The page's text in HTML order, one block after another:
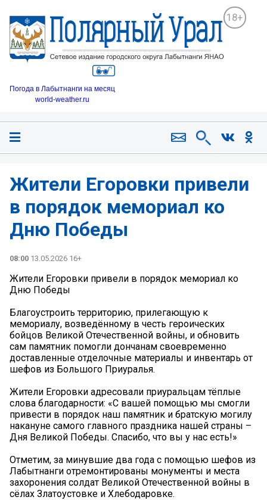
18+
Погода в Лабытнанги на месяц
world-weather.ru
Жители Егоровки привели
в порядок мемориал ко
Дню Победы
08:00 13.05.2026 16+
Жители Егоровки привели в порядок мемориал ко
Дню Победы
Благоустроить территорию, прилегающую к
мемориалу, возведённому в честь героических
бойцов Великой Отечественной войны, и обновить
сам памятник помогли дончанам своевременно
доставленные отделочные материалы и инвентарь от
шефов из Большого Приуралья.
Жители Егоровки адресовали приуральцам тёплые
слова благодарности: «С вашей помощью мы смогли
привести в порядок наш памятник и братскую могилу
накануне самого главного праздника нашей страны –
Дня Великой Победы. Спасибо, что вы у нас есть!»
Отметим, за минувшие два года с помощью шефов из
Лабытнанги отремонтированы монументы и места
захоронения солдат Великой Отечественной войны в
сёлах Златоустовке и Хлебодаровке.